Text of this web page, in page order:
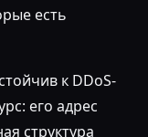
есть
к DDoS-
его адрес
структура